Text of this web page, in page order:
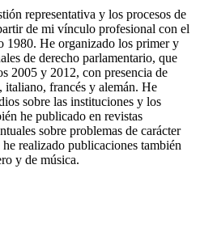
representativa y los procesos de
de mi vínculo profesional con el
1980. He organizado los primer y
de derecho parlamentario, que
2005 y 2012, con presencia de
italiano, francés y alemán. He
sobre las instituciones y los
he publicado en revistas
sobre problemas de carácter
realizado publicaciones también
y de música.